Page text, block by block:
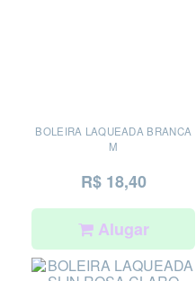
BOLEIRA LAQUEADA BRANCA
M
R$ 18,40
Alugar